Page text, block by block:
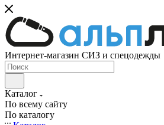
Интернет-магазин СИЗ и спецодежды
Каталог
По всему сайту
По каталогу